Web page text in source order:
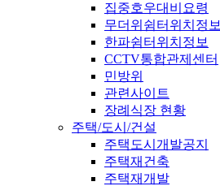
집중호우대비요령
무더위쉼터위치정보
한파쉼터위치정보
CCTV통합관제센터
민방위
관련사이트
장례식장 현황
주택/도시/건설
주택도시개발공지
주택재건축
주택재개발